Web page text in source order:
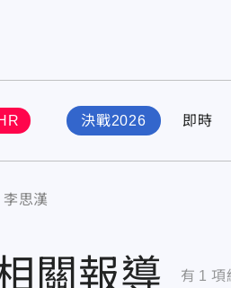
決戰2026 即時
李思漢
關報導 有 1 項